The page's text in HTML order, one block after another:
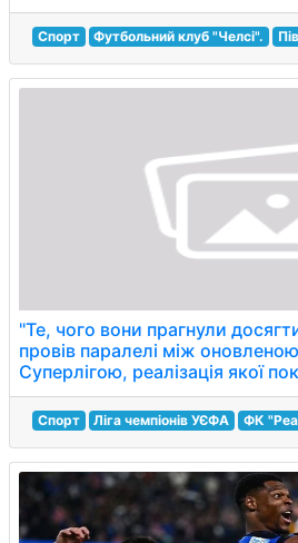
Спорт Футбольний клуб "Челсі".
"Те, чого вони прагнули
провів паралелі між
Суперлігою, реалізація якої
Спорт Ліга чемпіонів УЄФА ФК